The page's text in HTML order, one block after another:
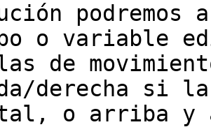
o variable
de
derecha si
o arriba y